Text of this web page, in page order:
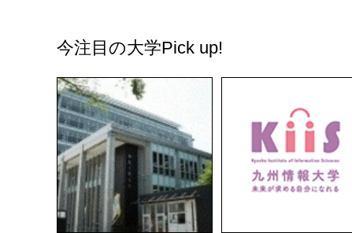
今注目の大学Pick up!